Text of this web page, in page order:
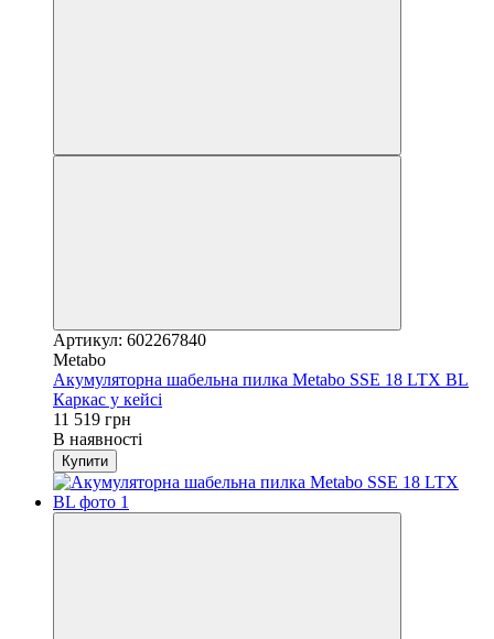
Артикул: 602267840
Metabo
Акумуляторна шабельна пилка Metabo SSE 18 LTX BL
Каркас у кейсі
11 519 грн
В наявності
Купити